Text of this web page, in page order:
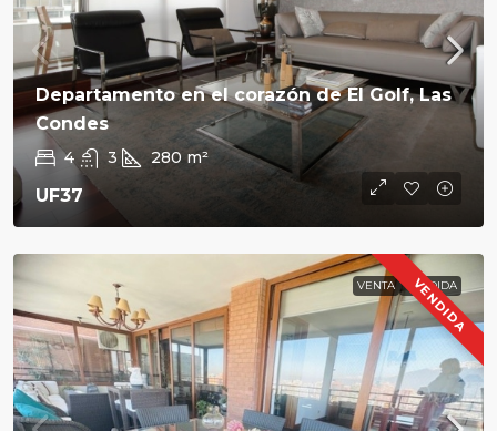
Departamento en el corazón de El Golf, Las
Condes
4 3 280 m²
UF37
VENDIDA
VENTA VENDIDA